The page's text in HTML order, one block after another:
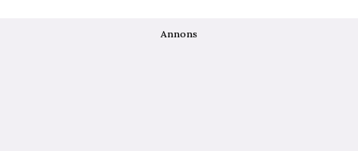
Annons